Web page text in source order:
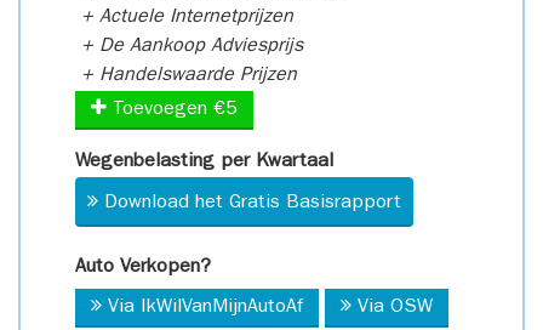
+ Actuele Internetprijzen
+ De Aankoop Adviesprijs
+ Handelswaarde Prijzen
Toevoegen €5
Wegenbelasting per Kwartaal
Download het Gratis Basisrapport
Auto Verkopen?
Via IkWilVanMijnAutoAf Via OSW